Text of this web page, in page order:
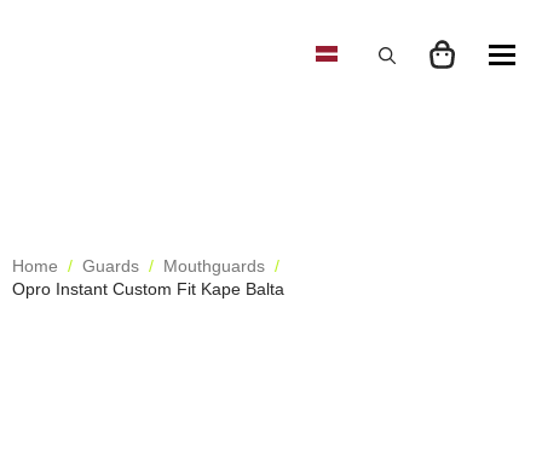
Home Guards
Mouthguards
Opro Instant Custom Fit Kape Balta